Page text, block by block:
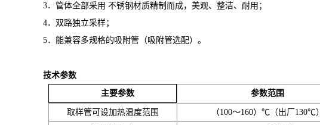
3．管体全部采用 不锈钢材质精制而成，美观、整洁、耐用；
4．双路独立采样；
5．能兼容多规格的吸附管（吸附管选配）。
技术参数
主要参数 参数范围
取样管可设加热温度范围 （100～160）℃（出厂130℃）